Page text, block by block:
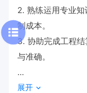
2. 熟练运用专业
制成本。
3. 协助完成工程
与准确。
任职要求：
展开